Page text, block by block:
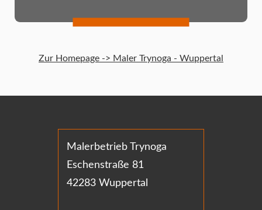
Zur Homepage -> Maler Trynoga - Wuppertal
Malerbetrieb Trynoga
Eschenstraße 81
42283 Wuppertal